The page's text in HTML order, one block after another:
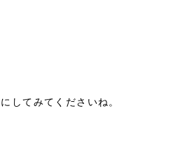
してみてくださいね。